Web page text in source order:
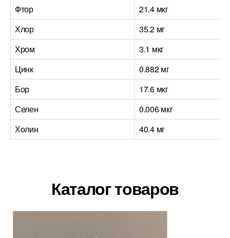
Фтор
21.4 мкг
Хлор
35.2 мг
Хром
3.1 мкг
Цинк
0.882 мг
Бор
17.6 мкг
Селен
0.006 мкг
Холин
40.4 мг
Каталог товаров